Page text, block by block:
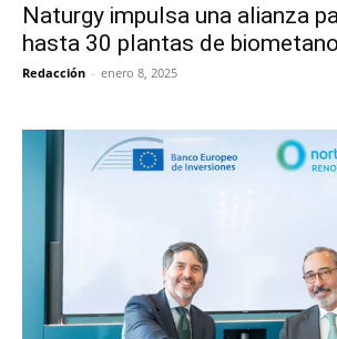
Naturgy impulsa una alianza
hasta 30 plantas de
Redacción - enero 8, 2025